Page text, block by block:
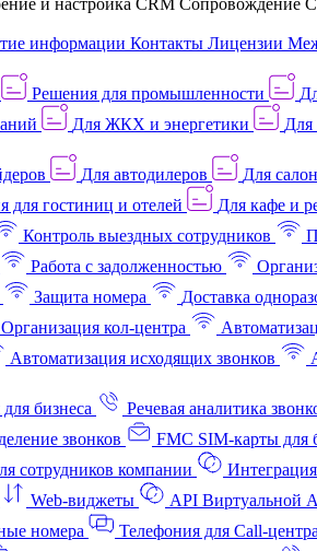
и настройка CRM Сопровождение
информации Контакты Лицензии
Решения для промышленности
Для ЖКХ и энергетики Для
Для автодилеров Для
для гостиниц и отелей Для кафе и
Контроль выездных сотрудников
Работа с задолженностью
Защита номера Доставка
Организация кол-центра
Автоматизация исходящих звонков
бизнеса Речевая аналитика
звонков FMC SIM-карты для
сотрудников компании
Web-виджеты API Виртуальной
номера Телефония для Call-центра